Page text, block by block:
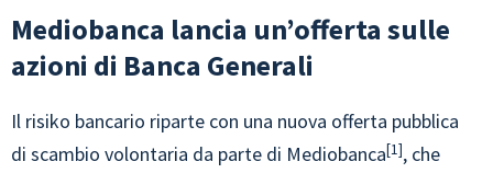
Mediobanca lancia un’offerta sulle
azioni di Banca Generali
Il risiko bancario riparte con una nuova offerta pubblica
di scambio volontaria da parte di Mediobanca 1 , che